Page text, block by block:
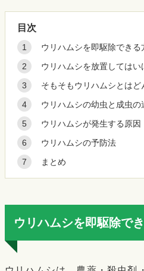
目次
ウリハムシを即駆除できる
ウリハムシを放置してはい
そもそもウリハムシとはど
ウリハムシの幼虫と成虫の
ウリハムシが発生する原因
ウリハムシの予防法
まとめ
ウリハムシを即駆除で